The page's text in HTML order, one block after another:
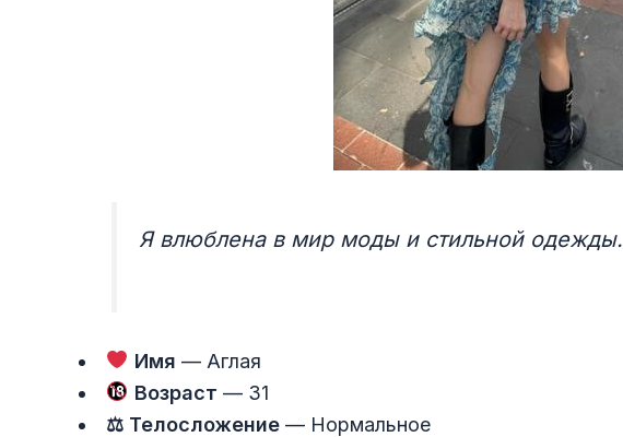
Я влюблена в мир моды и стильной одежды.
Имя — Аглая
Возраст — 31
⚖ Телосложение — Нормальное